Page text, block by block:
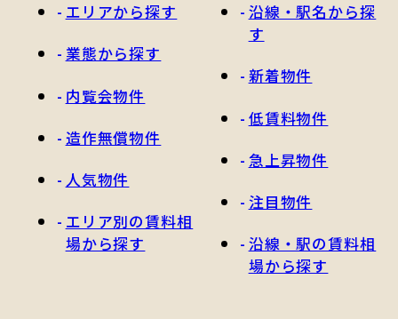
エリアから探す
業態から探す
内覧会物件
造作無償物件
人気物件
エリア別の賃料相
場から探す
沿線・駅名から探
す
新着物件
低賃料物件
急上昇物件
注目物件
沿線・駅の賃料相
場から探す